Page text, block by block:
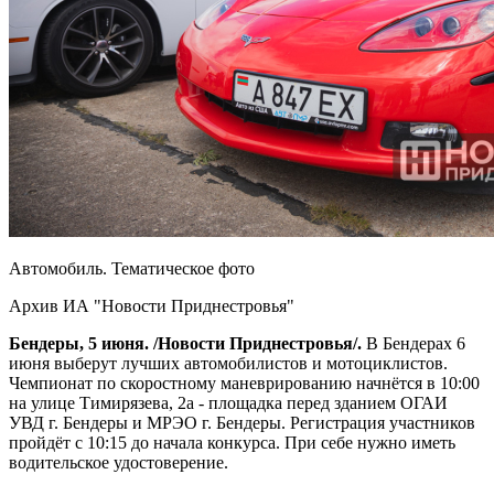
Автомобиль. Тематическое фото
Архив ИА "Новости Приднестровья"
Бендеры, 5 июня. /Новости Приднестровья/. В Бендерах 6
июня выберут лучших автомобилистов и мотоциклистов.
Чемпионат по скоростному маневрированию начнётся в 10:00
на улице Тимирязева, 2а - площадка перед зданием ОГАИ
УВД г. Бендеры и МРЭО г. Бендеры. Регистрация участников
пройдёт с 10:15 до начала конкурса. При себе нужно иметь
водительское удостоверение.